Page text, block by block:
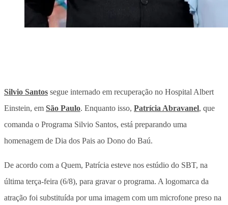
Silvio Santos segue internado em recuperação no Hospital Albert
Einstein, em São Paulo. Enquanto isso, Patrícia Abravanel, que
comanda o Programa Silvio Santos, está preparando uma
homenagem de Dia dos Pais ao Dono do Baú.
De acordo com a Quem, Patrícia esteve nos estúdio do SBT, na
última terça-feira (6/8), para gravar o programa. A logomarca da
atração foi substituída por uma imagem com um microfone preso na